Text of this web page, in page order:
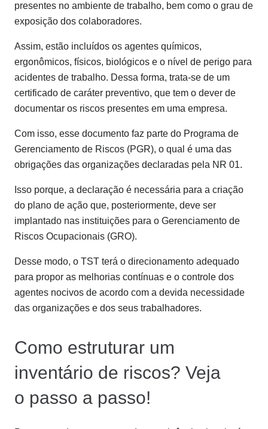
presentes no ambiente de trabalho, bem como o grau de
exposição dos colaboradores.
Assim, estão incluídos os agentes químicos,
ergonômicos, físicos, biológicos e o nível de perigo para
acidentes de trabalho. Dessa forma, trata-se de um
certificado de caráter preventivo, que tem o dever de
documentar os riscos presentes em uma empresa.
Com isso, esse documento faz parte do Programa de
Gerenciamento de Riscos (PGR), o qual é uma das
obrigações das organizações declaradas pela NR 01.
Isso porque, a declaração é necessária para a criação
do plano de ação que, posteriormente, deve ser
implantado nas instituições para o Gerenciamento de
Riscos Ocupacionais (GRO).
Desse modo, o TST terá o direcionamento adequado
para propor as melhorias contínuas e o controle dos
agentes nocivos de acordo com a devida necessidade
das organizações e dos seus trabalhadores.
Como estruturar um
inventário de riscos? Veja
o passo a passo!